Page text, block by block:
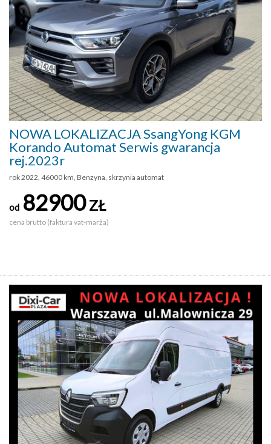
NOWA LOKALIZACJA SsangYong KGM
Korando Automat Serwis gwarancja
rej.2023r
rok 2022, 46000 km, Benzyna, skrzynia automat
od 82900ZŁ
cena brutto (faktura vat-marża)